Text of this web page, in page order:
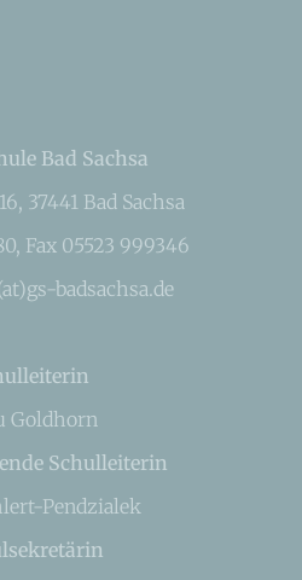
Bad Sachsa
37441 Bad Sachsa
Fax 05523 999346
badsachsa.de
Goldhorn
Schulleiterin
Pendzialek